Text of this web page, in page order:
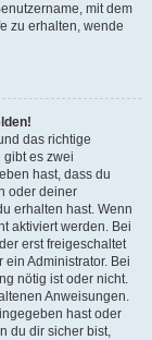
mit dem
zu erhalten, wende
das richtige
gibt es zwei
hast, dass du
oder deiner
erhalten hast. Wenn
aktiviert werden. Bei
erst freigeschaltet
Administrator. Bei
nötig ist oder nicht.
Anweisungen.
hast oder
du dir sicher bist,